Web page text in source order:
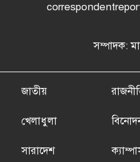
সম্পাদক:
জাতীয়
খেলাধুলা
সারাদেশ